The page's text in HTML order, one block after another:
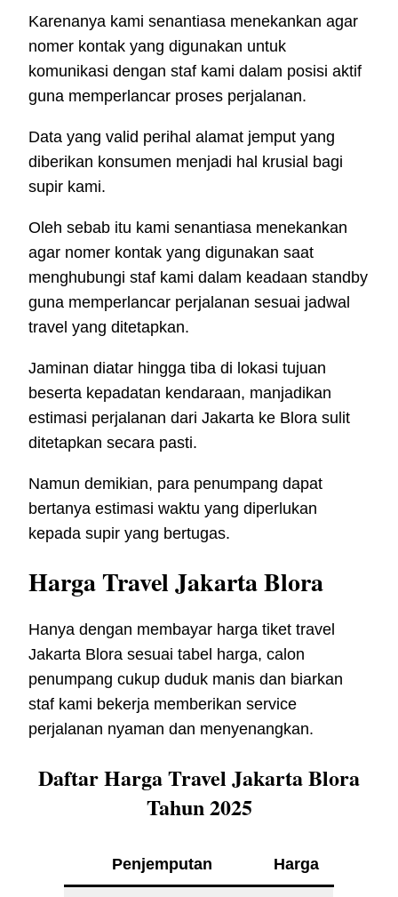
Karenanya kami senantiasa menekankan agar
nomer kontak yang digunakan untuk
komunikasi dengan staf kami dalam posisi aktif
guna memperlancar proses perjalanan.
Data yang valid perihal alamat jemput yang
diberikan konsumen menjadi hal krusial bagi
supir kami.
Oleh sebab itu kami senantiasa menekankan
agar nomer kontak yang digunakan saat
menghubungi staf kami dalam keadaan standby
guna memperlancar perjalanan sesuai jadwal
travel yang ditetapkan.
Jaminan diatar hingga tiba di lokasi tujuan
beserta kepadatan kendaraan, manjadikan
estimasi perjalanan dari Jakarta ke Blora sulit
ditetapkan secara pasti.
Namun demikian, para penumpang dapat
bertanya estimasi waktu yang diperlukan
kepada supir yang bertugas.
Harga Travel Jakarta Blora
Hanya dengan membayar harga tiket travel
Jakarta Blora sesuai tabel harga, calon
penumpang cukup duduk manis dan biarkan
staf kami bekerja memberikan service
perjalanan nyaman dan menyenangkan.
Daftar Harga Travel Jakarta Blora
Tahun 2025
Penjemputan Harga